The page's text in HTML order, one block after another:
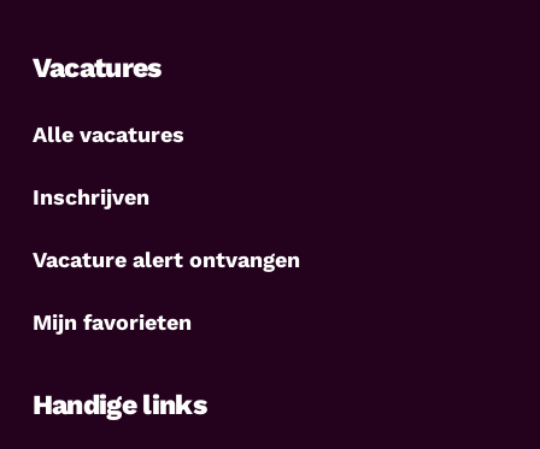
Vacatures
Alle vacatures
Inschrijven
Vacature alert ontvangen
Mijn favorieten
Handige links